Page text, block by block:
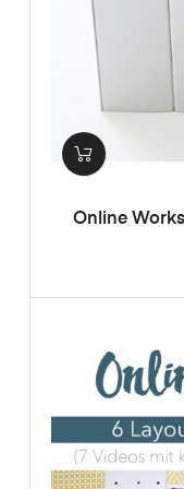
Online